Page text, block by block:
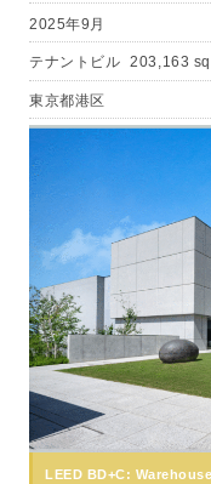
2025年9月
テナントビル 203,163
東京都港区
LEED BD+C: